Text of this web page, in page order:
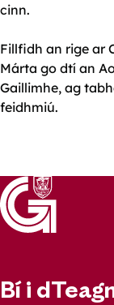
cinn.
Fillfidh an rige ar
Márta go dtí an
Gaillimhe, ag
feidhmiú.
Bí i